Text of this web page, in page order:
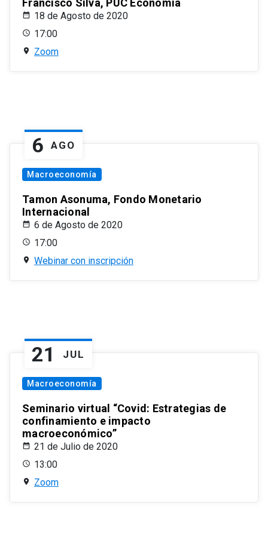
Francisco Silva, PUC Economía
18 de Agosto de 2020
17:00
Zoom
6 AGO
Macroeconomía
Tamon Asonuma, Fondo Monetario
Internacional
6 de Agosto de 2020
17:00
Webinar con inscripción
21 JUL
Macroeconomía
Seminario virtual “Covid: Estrategias de
confinamiento e impacto
macroeconómico”
21 de Julio de 2020
13:00
Zoom